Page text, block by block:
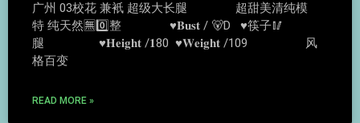
广州 03校花 兼衹 超级大长腿 超甜美清纯模
特 纯天然🈚️0️⃣整 ♥️𝐁𝐮𝐬𝐭 / 🐻D ♥️筷子🥢
腿 ♥️𝐇𝐞𝐢𝐠𝐡𝐭 /𝟏80 ♥️𝐖𝐞𝐢𝐠𝐡𝐭 /109 风
格百变
READ MORE »